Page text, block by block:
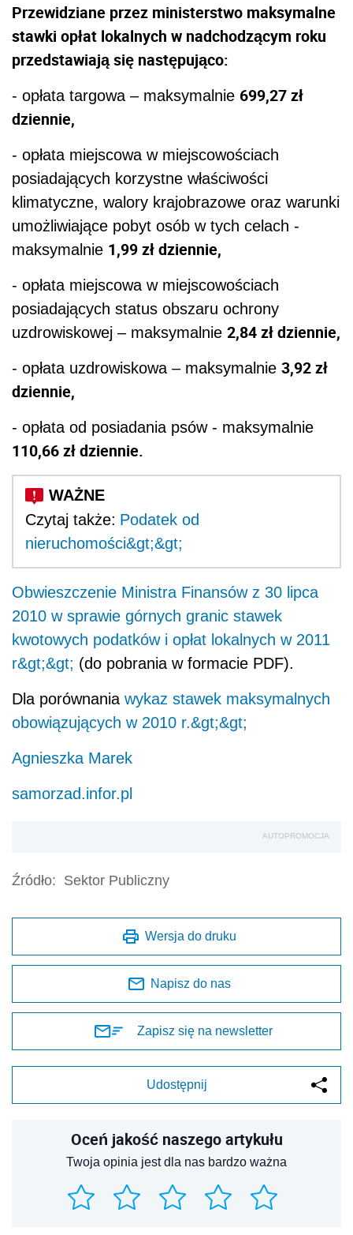
Przewidziane przez ministerstwo maksymalne
stawki opłat lokalnych w nadchodzącym roku
przedstawiają się następująco:
- opłata targowa – maksymalnie 699,27 zł
dziennie,
- opłata miejscowa w miejscowościach
posiadających korzystne właściwości
klimatyczne, walory krajobrazowe oraz warunki
umożliwiające pobyt osób w tych celach -
maksymalnie 1,99 zł dziennie,
- opłata miejscowa w miejscowościach
posiadających status obszaru ochrony
uzdrowiskowej – maksymalnie 2,84 zł dziennie,
- opłata uzdrowiskowa – maksymalnie 3,92 zł
dziennie,
- opłata od posiadania psów - maksymalnie
110,66 zł dziennie.
Czytaj także: Podatek od
nieruchomości&gt;&gt;
Obwieszczenie Ministra Finansów z 30 lipca
2010 w sprawie górnych granic stawek
kwotowych podatków i opłat lokalnych w 2011
r&gt;&gt; (do pobrania w formacie PDF).
Dla porównania wykaz stawek maksymalnych
obowiązujących w 2010 r.&gt;&gt;
Agnieszka Marek
samorzad.infor.pl
AUTOPROMOCJA
Źródło: Sektor Publiczny
Wersja do druku
Napisz do nas
Zapisz się na newsletter
Udostępnij
Oceń jakość naszego artykułu
Twoja opinia jest dla nas bardzo ważna